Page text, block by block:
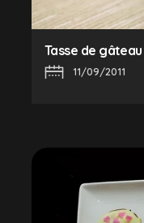
Tasse de
11/09/2011